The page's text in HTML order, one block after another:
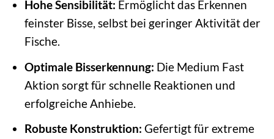
Hohe Sensibilität: Ermöglicht das Erkennen
feinster Bisse, selbst bei geringer Aktivität der
Fische.
Optimale Bisserkennung: Die Medium Fast
Aktion sorgt für schnelle Reaktionen und
erfolgreiche Anhiebe.
Robuste Konstruktion: Gefertigt für extreme